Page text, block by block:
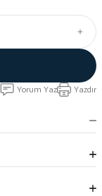
Yorum Yaz Yazdır